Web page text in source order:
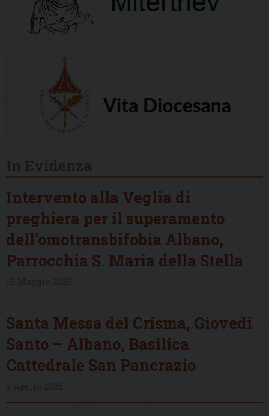
Intervento alla Veglia di
preghiera per il superamento
dell’omotransbifobia Albano,
Parrocchia S. Maria della Stella
Santa Messa del Crisma, Giovedì
Santo – Albano, Basilica
Cattedrale San Pancrazio